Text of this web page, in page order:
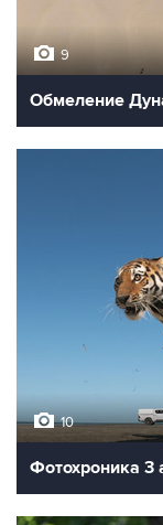
9
Обмеление
10
Фотохроника 3